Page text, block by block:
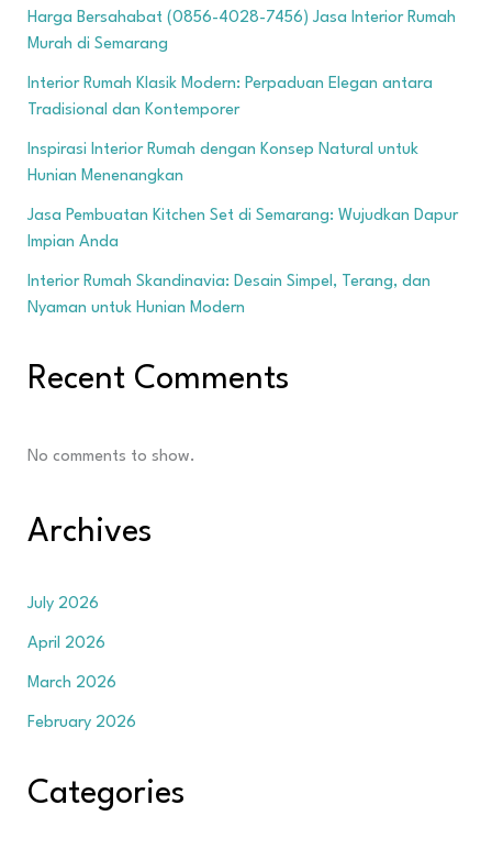
Harga Bersahabat (0856-4028-7456) Jasa Interior Rumah
Murah di Semarang
Interior Rumah Klasik Modern: Perpaduan Elegan antara
Tradisional dan Kontemporer
Inspirasi Interior Rumah dengan Konsep Natural untuk
Hunian Menenangkan
Jasa Pembuatan Kitchen Set di Semarang: Wujudkan Dapur
Impian Anda
Interior Rumah Skandinavia: Desain Simpel, Terang, dan
Nyaman untuk Hunian Modern
Recent Comments
No comments to show.
Archives
July 2026
April 2026
March 2026
February 2026
Categories